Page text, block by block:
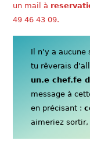
un mail à
49 46 43 09.
Il n’y a
tu rêverais
un.e chef.fe
message à
en précisant :
aimeriez